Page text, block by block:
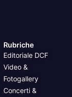
Rubriche
Editoriale DCF
Video &
Fotogallery
Concerti &